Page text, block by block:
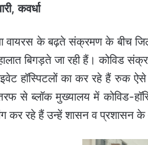
कवर्धा
वायरस के बढ़ते संक्रमण के बीच
हालात बिगड़ते जा रही हैं।
हॉस्पिटलों का कर रहे हैं रुक
से ब्लॉक मुख्यालय में कोविड-
कर रहे हैं उन्हें शासन व प्रशासन